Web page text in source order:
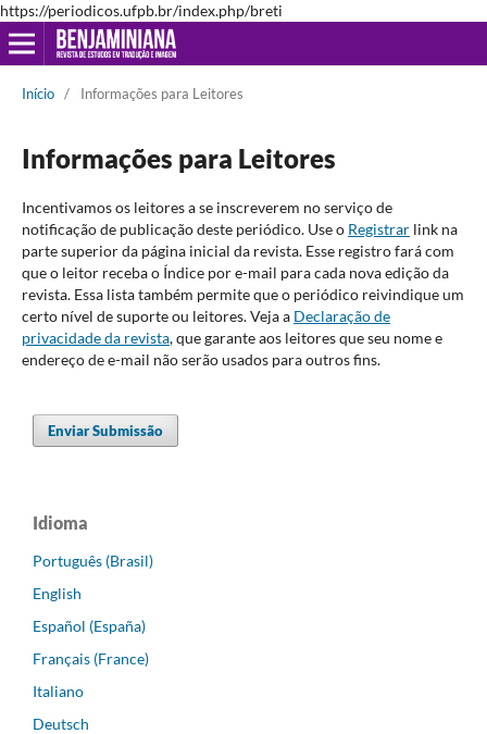
https://periodicos.ufpb.br/index.php/breti
Início / Informações para Leitores
Informações para Leitores
Incentivamos os leitores a se inscreverem no serviço de
notificação de publicação deste periódico. Use o Registrarlink na
parte superior da página inicial da revista. Esse registro fará com
que o leitor receba o Índice por e-mail para cada nova edição da
revista. Essa lista também permite que o periódico reivindique um
certo nível de suporte ou leitores. Veja a Declaração de
privacidade da revista, que garante aos leitores que seu nome e
endereço de e-mail não serão usados para outros fins.
Enviar Submissão
Idioma
Português (Brasil)
English
Español (España)
Français (France)
Italiano
Deutsch